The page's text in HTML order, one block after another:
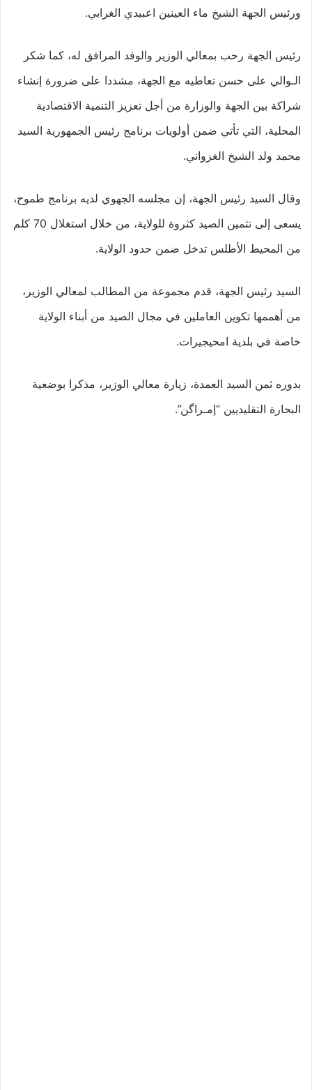
ورئيس الجهة الشيخ ماء العينين اعبيدي الغرابي.
رئيس الجهة رحب بمعالي الوزير والوفد المرافق له، كما شكر
الـوالي على حسن تعاطيه مع الجهة، مشددا على ضرورة إنشاء
شراكة بين الجهة والوزارة من أجل تعزيز التنمية الاقتصادية
المحلية، التي تأتي ضمن أولويات برنامج رئيس الجمهورية السيد
محمد ولد الشيخ الغزواني.
وقال السيد رئيس الجهة، إن مجلسه الجهوي لديه برنامج طموح،
يسعى إلى تثمين الصيد كثروة للولاية، من خلال استغلال 70 كلم
من المحيط الأطلس تدخل ضمن حدود الولاية.
السيد رئيس الجهة، قدم مجموعة من المطالب لمعالي الوزير،
من أهممها تكوين العاملين في مجال الصيد من أبناء الولاية
خاصة في بلدية امحيجيرات.
بدوره ثمن السيد العمدة، زيارة معالي الوزير، مذكرا بوضعية
البحارة التقليديين “إمـراگن”.